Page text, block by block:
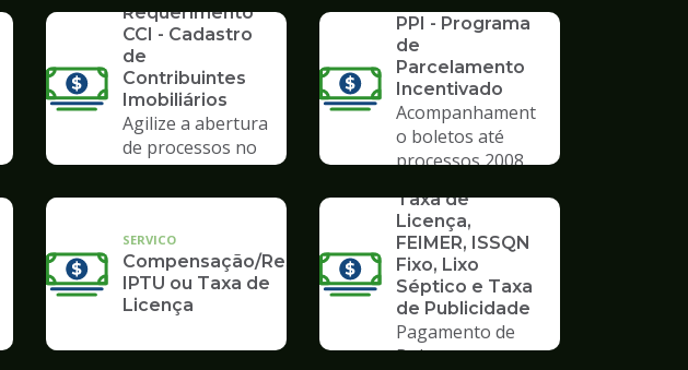
Requerimento
CCI - Cadastro
de
Contribuintes
Imobiliários
Agilize a abertura
de processos no
Poupatempo
PPI - Programa
de
Parcelamento
Incentivado
Acompanhament
o boletos até
processos 2008
SERVICO
Compensação/Restituição
IPTU ou Taxa de
Licença
Taxa de
Licença,
FEIMER, ISSQN
Fixo, Lixo
Séptico e Taxa
de Publicidade
Pagamento de
Boleto